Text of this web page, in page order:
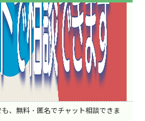
、無料・匿名でチャット相談できま